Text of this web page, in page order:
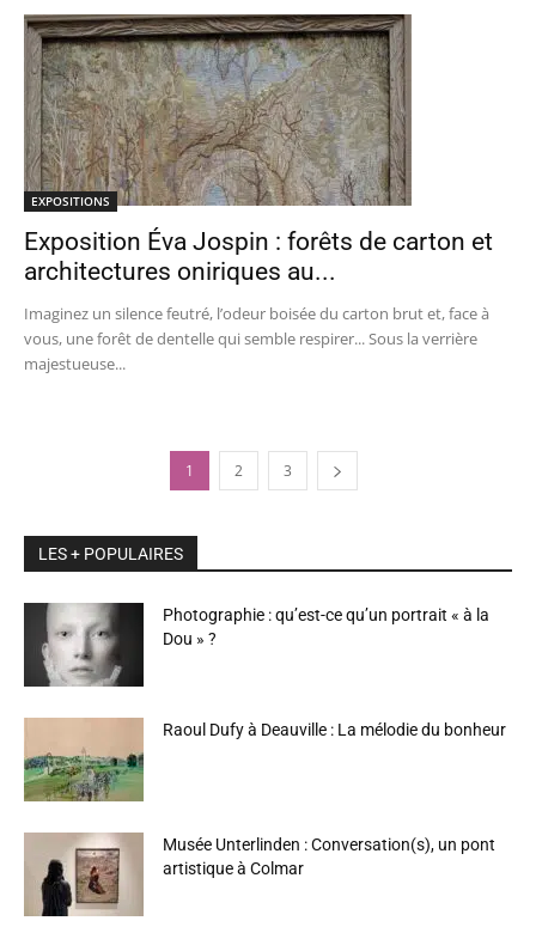
EXPOSITIONS
Exposition Éva Jospin : forêts de carton et
architectures oniriques au...
Imaginez un silence feutré, l’odeur boisée du carton brut et, face à
vous, une forêt de dentelle qui semble respirer... Sous la verrière
majestueuse...
1 2 3
LES + POPULAIRES
Photographie : qu’est-ce qu’un portrait « à la
Dou » ?
Raoul Dufy à Deauville : La mélodie du bonheur
Musée Unterlinden : Conversation(s), un pont
artistique à Colmar